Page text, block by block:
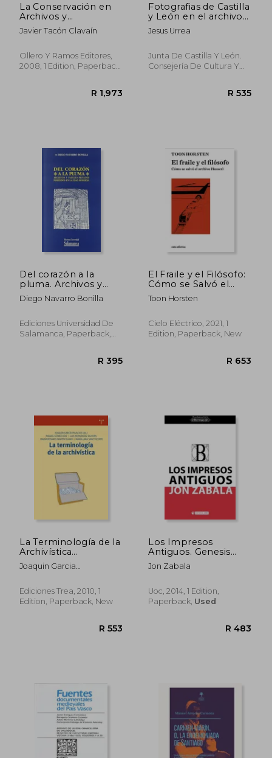
La Conservación en
Archivos y
Bibliotecas:
Prevención y
Spanish)
Javier Tacón Clavaín
Ollero Y Ramos Editores,
2008, 1 Edition, Paperback,
Fotografias de Castilla
y León en el archivo
Carvajal (in Spanish)
Jesus Urrea
Junta De Castilla Y León.
Consejería De Cultura Y
Del corazón a la
pluma. Archivos y
papeles privados
femeninos en la Edad
filológicos) (in
Spanish)
Diego Navarro Bonilla
Ediciones Universidad De
Salamanca, Paperback,
El Fraile y el Filósofo:
Cómo se Salvó el
Archivo Husserl (in
Spanish)
Toon Horsten
Cielo Eléctrico, 2021, 1
Edition, Paperback, New
La Terminología de la
Archivística
(Biblioteconomía y
Administración
Joaquin Garcia
Diaz
Ediciones Trea, 2010, 1
Edition, Paperback, New
Los Impresos
Antiguos. Genesis
Material y su
Repercusion en la
Textos (in Spanish)
Jon Zabala
Uoc, 2014, 1 Edition,
Paperback, Used